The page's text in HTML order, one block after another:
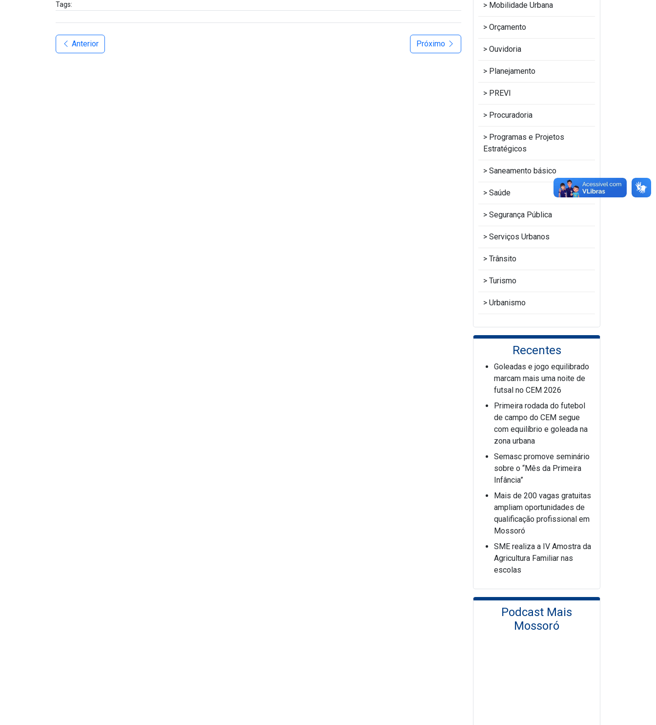
Tags:
Anterior Próximo
Mobilidade Urbana
Orçamento
Ouvidoria
Planejamento
PREVI
Procuradoria
Programas e Projetos
Estratégicos
Saneamento básico
Saúde
Segurança Pública
Serviços Urbanos
Trânsito
Turismo
Urbanismo
Recentes
Goleadas e jogo equilibrado
marcam mais uma noite de
futsal no CEM 2026
Primeira rodada do futebol
de campo do CEM segue
com equilíbrio e goleada na
zona urbana
Semasc promove seminário
sobre o “Mês da Primeira
Infância”
Mais de 200 vagas gratuitas
ampliam oportunidades de
qualificação profissional em
Mossoró
SME realiza a IV Amostra da
Agricultura Familiar nas
escolas
Podcast Mais
Mossoró